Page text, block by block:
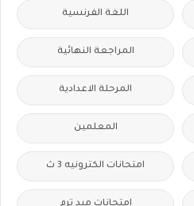
اللغة الفرنسية
المراجعة النهائية
المرحلة الاعدادية
المعلمين
امتحانات الكترونيه 3 ث
امتحانات ميد ترم